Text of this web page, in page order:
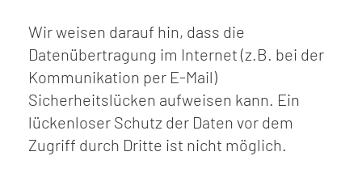
Wir weisen darauf hin, dass die
Datenübertragung im Internet (z.B. bei der
Kommunikation per E-Mail)
Sicherheitslücken aufweisen kann. Ein
lückenloser Schutz der Daten vor dem
Zugriff durch Dritte ist nicht möglich.